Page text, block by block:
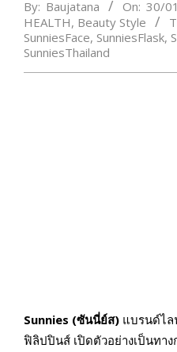
By: Baujatana On: 30/
HEALTH, Beauty Style
SunniesFace, SunniesFlask,
SunniesThailand
Sunnies (ซันนี่ย์ส) แบรนด์ไล
ฟิลิปปินส์ เปิดตัวอย่างเป็นทา